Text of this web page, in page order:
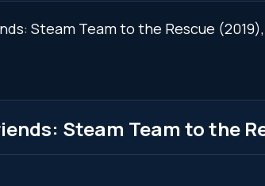
Steam Team to the Rescue
Steam Team to the